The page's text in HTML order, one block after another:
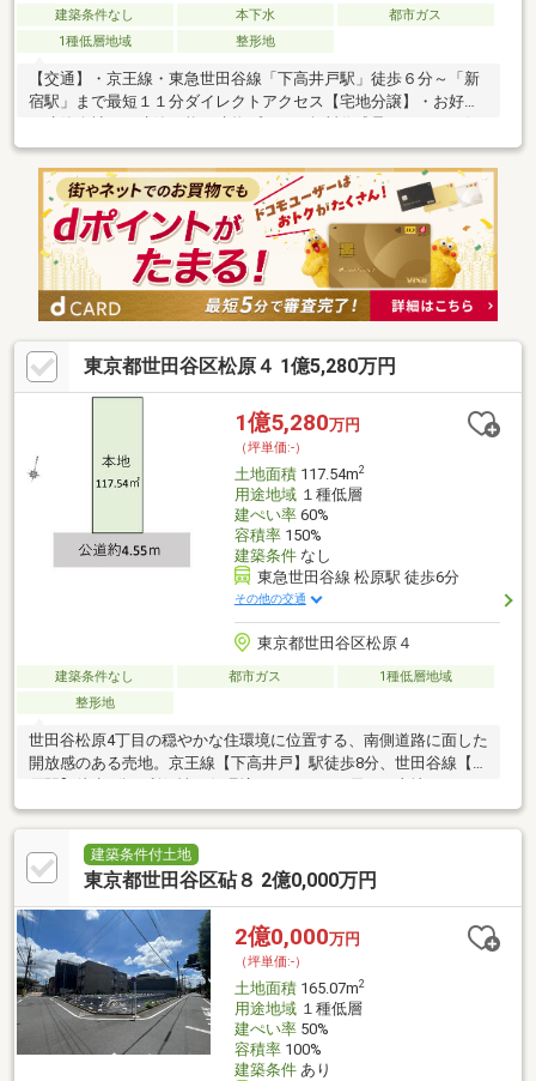
建築条件なし 本下水
都市ガス
1種低層地域
整形地
【交通】・京王線・東急世田谷線「下高井戸駅」徒歩６分～「新
宿駅」まで最短１１分ダイレクトアクセス【宅地分譲】・お好み
みやご予算に合わせて弊社提携工務店のご紹介も可能【参考プラ
ン１】・２ＳＬＤＫ＆ロフト＆車庫・建物面積 ５６．７２ｍ
2【参考プラン２】・２ＳＬＤＫ＆ロフト・建物面積 ６９．２９
ｍ2・建物価格 ２３２０万円・土地建物総額 ８，１００万円(税
込)【ＰＯＩＮＴ】・前面は居住者のみの交通で、車の通りぬけも
なく、とっても静かで落ち着いた住環境です。・ご希望の間取り
も弊社で無料作成いたします♪
東京都世田谷区松原４ 1億5,280万円
1億5,280万円
（坪単価:-）
土地面積117.54m2
用途地域１種低層
建ぺい率60%
容積率150%
建築条件なし
東急世田谷線 松原駅 徒歩6分
その他の交通
東京都世田谷区松原４
建築条件なし 都市ガス
1種低層地域
整形地
世田谷松原4丁目の穏やかな住環境に位置する、南側道路に面した
開放感のある売地。京王線【下高井戸】駅徒歩8分、世田谷線【松
117㎡超のゆとりある敷地に建築条件なし。こだわりを反映した
理想の邸宅づくりが叶います。建築条件なしですので、お好きな
工務店やハウスメーカーにて自由に建築可能です。また、建築会
社選びにお悩みのお客様には、弊社提携の工務店・ハウスメーカ
わせてお客様に適した建築会社選びをお手伝いいたします。お気
軽にご相談ください。
建築条件付土地
東京都世田谷区砧８ 2億0,000万円
2億0,000万円
（坪単価:-）
土地面積165.07m2
用途地域１種低層
建ぺい率50%
容積率100%
建築条件あり